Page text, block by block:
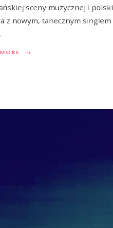
sceny muzycznej i polski
z nowym, tanecznym singlem
→